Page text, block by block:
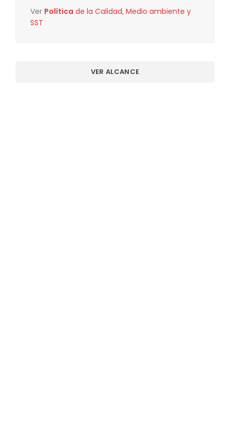
Ver Política de la Calidad, Medio ambiente y
SST
VER ALCANCE